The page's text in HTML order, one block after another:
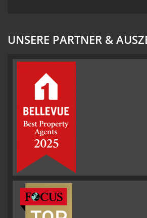
UNSERE PARTNER &